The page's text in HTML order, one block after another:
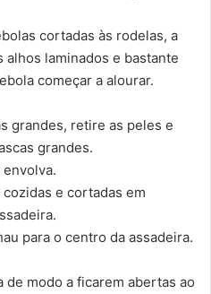
cortadas às rodelas, a
laminados e bastante
começar a alourar.
grandes, retire as peles e
grandes.
e cortadas em
para o centro da assadeira.
de modo a ficarem abertas ao